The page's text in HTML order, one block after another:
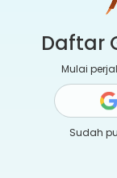
Daftar
Mulai
Sudah